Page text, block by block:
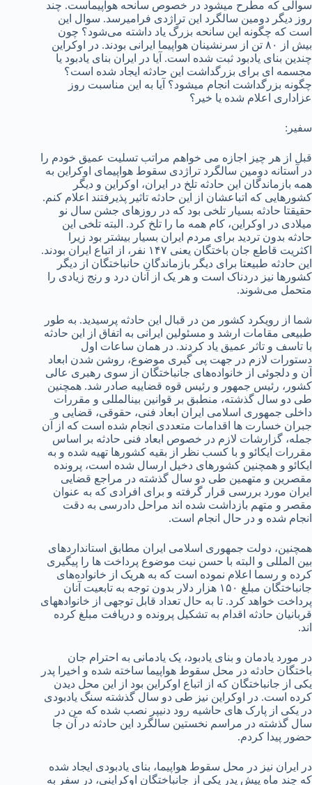
سوالی که مطرح می­شود در خصوص سانحه هواپیماست. چند
روز دیگر دومین سالگرد این تراژدی فرامی­رسد. سوال این
است که چگونه این سانحه بزرگ یاد داشته می‌شود؟ چون
بیش از ۸۰ تن از سرنشینان هواپیما ایرانی بودند. در اوکراین
چندین بنای یادبود ثبت شده است. آیا در ایران بنای یادبود یا
مجسمه ای برای بزرگداشت این حادثه ایجاد شده است؟
چگونه بزرگداشت انجام می­شود؟ آیا به این مناسبت روز
عزاداری اعلام شده یا خیر؟
سفیر:
قبل از هر چیز اجازه می خواهم مراتب تسلیت عمیق خودم را
در آستانه دومین سالگرد تراژدی سقوط هواپیمای اوکراین به
همه بازماندگان این حادثه تلخ در ایران، اوکراین و دیگر
کشورهایی که اتباعشان از این حادثه تاثیر پذیرفتند اعلام کنم.
حقیقتا حادثه بسیار تلخی بود که در روزهای جشن سال نو
میلادی در اوکراین، کام همه ما را تلخ کرد. البته تلخی این
حادثه بدون تردید برای مردم ایران بسیار بیشتر بود زیرا
اکثریت قاطع جان باختگان یعنی ۱۴۷ نفر، از اتباع ایران بودند.
این حادثه طبیعتا برای دیگر بازماندگان حانباختگان از دیگر
کشورها نیز دردناک است و هر یک از آنان درد و رنج زیادی را
متحمل می‌شوند.
شما از رویکرد کشور من در قبال این حادثه پرسیدید. به طور
طبیعی مقامات ارشد و مسئولین ایرانی به اتفاق از این حادثه
با تاسف و تاثر عمیق یاد کردند. در همان ساعات اول
دستورات لازم در جهت پی گیری موضوع، روشن شدن ابعاد
آن و دلجوئی از خانواده‌های جانباختگان از سوی رهبری عالی
کشور، رئیس جمهور و رئیس قوه قضاییه صادر شد. همچنین
طی دو سال گذشته، منطبق بر قوانین بین­المللی و مقررات
داخلی جمهوری اسلامی ایران ابعاد فنی، حقوقی، قضایی و
جبران خسارت ها اقدامات متعددی انجام شده است که از آن
جمله، گزارشات لازم در خصوص ابعاد فنی حادثه بر اساس
مقررات ایکائو و با کسب نظر از بقیه کشورها تهیه شده و به
ایکائو و همچنین کشورهای دخیل ارسال شده است، پرونده
مقصرین و متهمین طی دو سال گذشته در مراجع قضایی
ایران مورد بررسی قرار گرفته و برای افرادی که به عنوان
مقصر و متهم بازداشت شده اند مراحل دادرسی به دقت
انجام شده و در حال انجام است.
همچنین، دولت جمهوری اسلامی ایران مطابق استانداردهای
بین المللی و البته با حسن نیت موضوع پرداخت ها را پیگیری
کرده و رسما اعلام نموده است که به هریک از خانواده‌های
جانباختگان مبلغ ۱۵۰ هزار دلار بدون توجه به تابعیت آنان
پرداخت خواهد کرد. تا به حال تعداد قابل توجهی از خانواده­های
قربانیان حادثه اقدام به تشکیل پرونده و دریافت مبلغ کرده
اند.
در مورد یادمان و بنای یادبود، یک یادمانی به احترام جان
باختگان حادثه در محل سقوط هواپیما ساخته شده و اخیرا پدر
یکی از جان­باختگان که از اتباع اوکراین بود از این محل دیدن
کرده است. در اوکراین نیز طی دو سال گذشته سنگ یادبودی
در یکی از پارک های حاشیه رود دنیپر نصب شده که من در
سال گذشته در مراسم نخستین سالگرد این حادثه در آن جا
حضور پیدا کردم.
در ایران نیز در محل سقوط هواپیما، بنای یادبودی ایجاد شده
که چند ماه پیش پدر یکی از جانباختگان اوکراینی، در سفر به